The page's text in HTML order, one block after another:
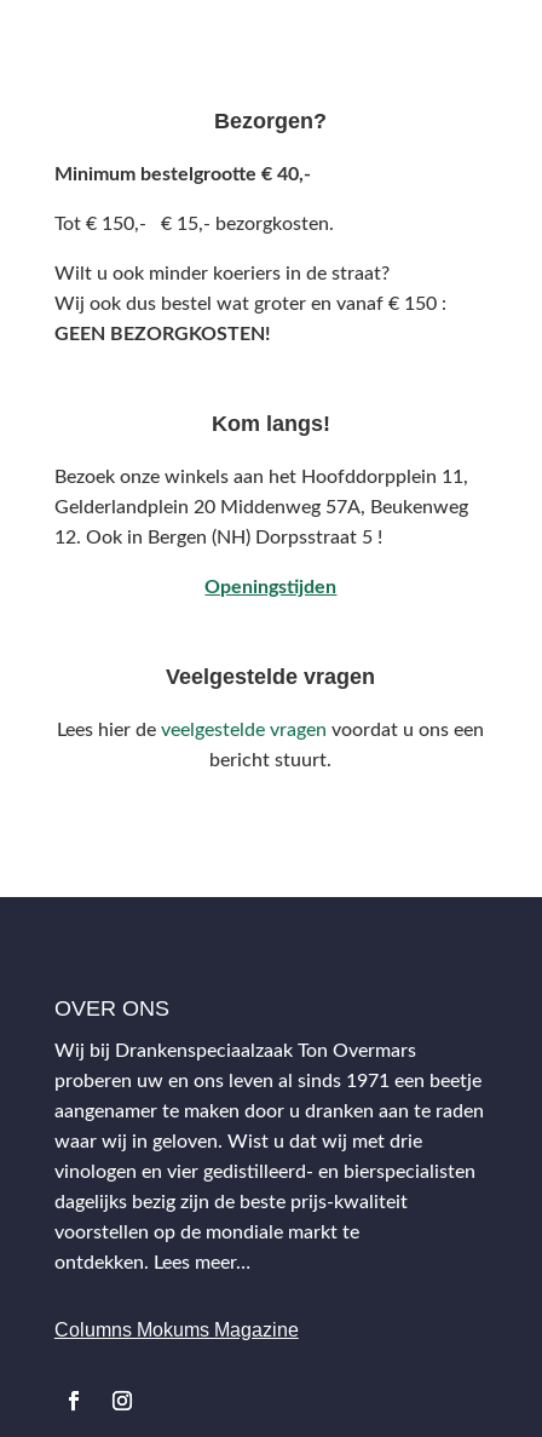
Bezorgen?
Minimum bestelgrootte € 40,-
Tot € 150,- € 15,- bezorgkosten.
Wilt u ook minder koeriers in de straat?
Wij ook dus bestel wat groter en vanaf € 150 :
GEEN BEZORGKOSTEN!
Kom langs!
Bezoek onze winkels aan het Hoofddorpplein 11,
Gelderlandplein 20 Middenweg 57A, Beukenweg
12. Ook in Bergen (NH) Dorpsstraat 5 !
Openingstijden
Veelgestelde vragen
Lees hier deveelgestelde vragen voordat u ons een
bericht stuurt.
OVER ONS
Wij bij Drankenspeciaalzaak Ton Overmars
proberen uw en ons leven al sinds 1971 een beetje
aangenamer te maken door u dranken aan te raden
waar wij in geloven. Wist u dat wij met drie
vinologen en vier gedistilleerd- en bierspecialisten
dagelijks bezig zijn de beste prijs-kwaliteit
voorstellen op de mondiale markt te
ontdekken. Lees meer…
Columns Mokums Magazine